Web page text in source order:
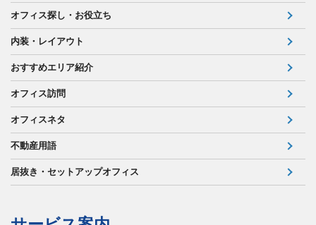
オフィス探し・お役立ち
内装・レイアウト
おすすめエリア紹介
オフィス訪問
オフィスネタ
不動産用語
居抜き・セットアップオフィス